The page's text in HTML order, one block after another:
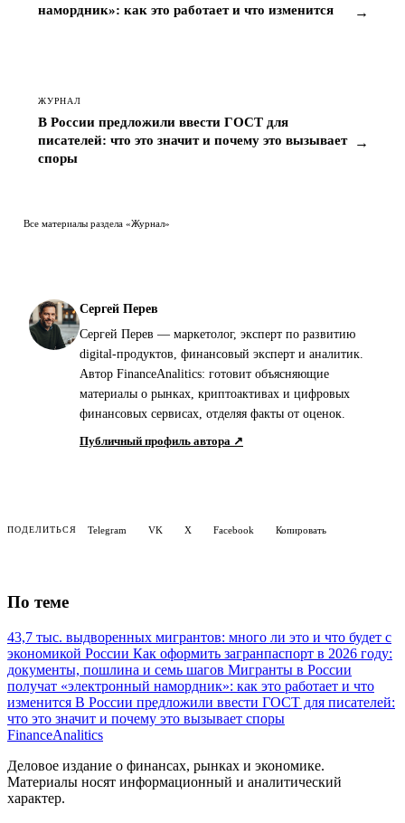
намордник»: как это работает и что изменится
→
ЖУРНАЛ
В России предложили ввести ГОСТ для
писателей: что это значит и почему это вызывает
споры
→
Все материалы раздела «Журнал»
Сергей Перев
Сергей Перев — маркетолог, эксперт по развитию
digital-продуктов, финансовый эксперт и аналитик.
Автор FinanceAnalitics: готовит объясняющие
материалы о рынках, криптоактивах и цифровых
финансовых сервисах, отделяя факты от оценок.
Публичный профиль автора ↗
ПОДЕЛИТЬСЯ Telegram VK X Facebook Копировать
По теме
43,7 тыс. выдворенных мигрантов: много ли это и что будет с
экономикой России Как оформить загранпаспорт в 2026 году:
документы, пошлина и семь шагов Мигранты в России
получат «электронный намордник»: как это работает и что
изменится В России предложили ввести ГОСТ для писателей:
что это значит и почему это вызывает споры
FinanceAnalitics
Деловое издание о финансах, рынках и экономике.
Материалы носят информационный и аналитический
характер.